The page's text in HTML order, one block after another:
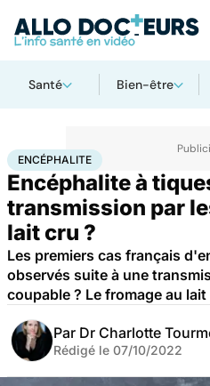
Santé Bien-être
AccueilSantéMaladies Maladies
ENCÉPHALITE
Encéphalite à
transmission par
lait cru ?
Les premiers cas français
observés suite à une
coupable ? Le fromage au lait
Par Dr Charlotte
Rédigé le 07/10/2022